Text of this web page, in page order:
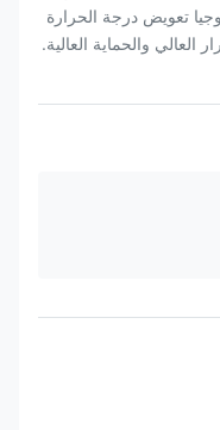
درجة الحرارة
والحماية العالية.